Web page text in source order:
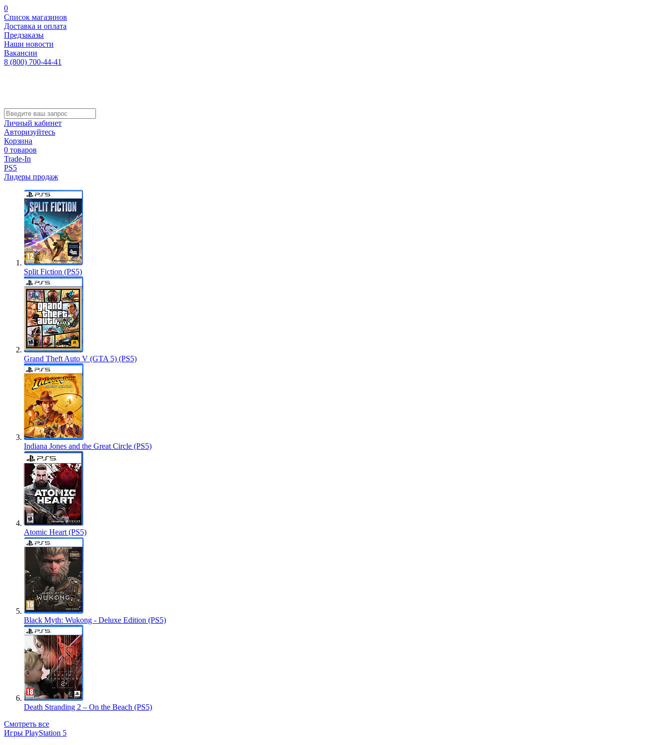
0
Список магазинов
Доставка и оплата
Предзаказы
Наши новости
Вакансии
8 (800) 700-44-41
Личный кабинет
Авторизуйтесь
Корзина
0 товаров
Trade-In
PS5
Лидеры продаж
Split Fiction (PS5)
Grand Theft Auto V (GTA 5) (PS5)
Indiana Jones and the Great Circle (PS5)
Atomic Heart (PS5)
Black Myth: Wukong - Deluxe Edition (PS5)
Death Stranding 2 – On the Beach (PS5)
Смотреть все
Игры PlayStation 5